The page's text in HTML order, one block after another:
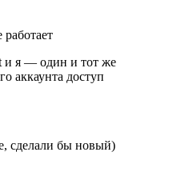
работает
и я — один и тот же
аккаунта доступ
сделали бы новый)